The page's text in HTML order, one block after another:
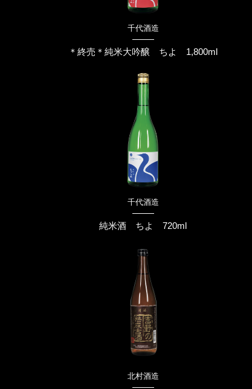
千代酒造
＊終売＊純米大吟醸 ちよ 1,800ml
千代酒造
純米酒 ちよ 720ml
北村酒造